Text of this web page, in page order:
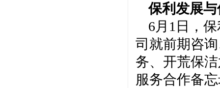
保利发展
6月1日，
司就前期咨
务、开荒保
服务合作备